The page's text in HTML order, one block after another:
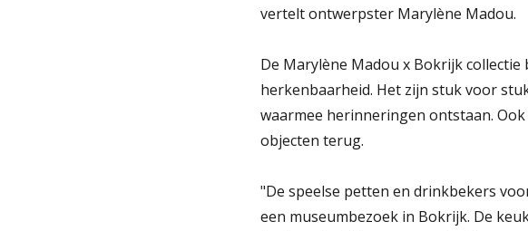
vertelt ontwerpster Marylène Madou.
De Marylène Madou x Bokrijk
herkenbaarheid. Het zijn stuk voor
waarmee herinneringen ontstaan.
objecten terug.
"De speelse petten en drinkbekers
een museumbezoek in Bokrijk. De